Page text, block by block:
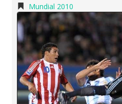
Mundial 2010